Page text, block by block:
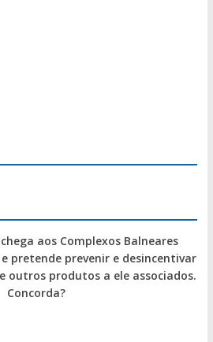
aos Complexos Balneares
pretende prevenir e desincentivar
outros produtos a ele associados.
Concorda?